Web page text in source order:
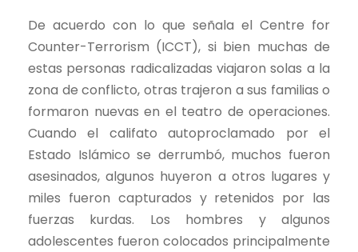
De acuerdo con lo que señala el Centre for
Counter-Terrorism (ICCT), si bien muchas de
estas personas radicalizadas viajaron solas a la
zona de conflicto, otras trajeron a sus familias o
formaron nuevas en el teatro de operaciones.
Cuando el califato autoproclamado por el
Estado Islámico se derrumbó, muchos fueron
asesinados, algunos huyeron a otros lugares y
miles fueron capturados y retenidos por las
fuerzas kurdas. Los hombres y algunos
adolescentes fueron colocados principalmente